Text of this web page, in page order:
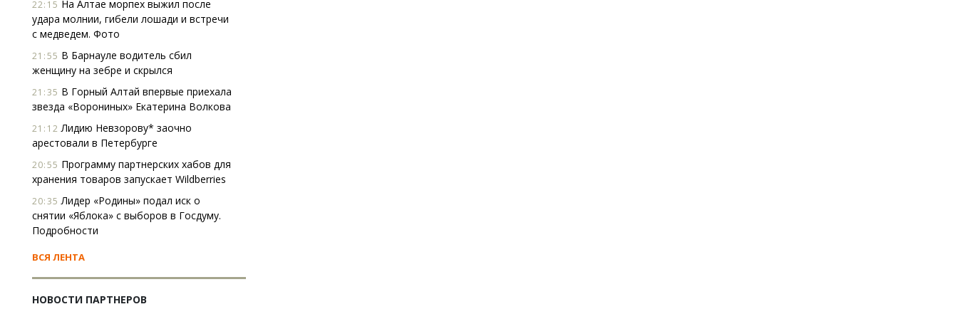
22:15 На Алтае морпех выжил после
удара молнии, гибели лошади и встречи
с медведем. Фото
21:55 В Барнауле водитель сбил
женщину на зебре и скрылся
21:35 В Горный Алтай впервые приехала
звезда «Ворониных» Екатерина Волкова
21:12 Лидию Невзорову* заочно
арестовали в Петербурге
20:55 Программу партнерских хабов для
хранения товаров запускает Wildberries
20:35 Лидер «Родины» подал иск о
снятии «Яблока» с выборов в Госдуму.
Подробности
ВСЯ ЛЕНТА
НОВОСТИ ПАРТНЕРОВ